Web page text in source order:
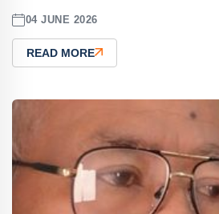
04 JUNE 2026
READ MORE